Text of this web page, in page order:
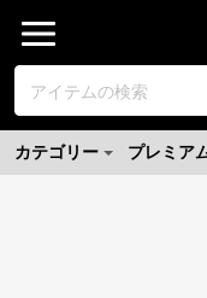
カテゴリー プレミア